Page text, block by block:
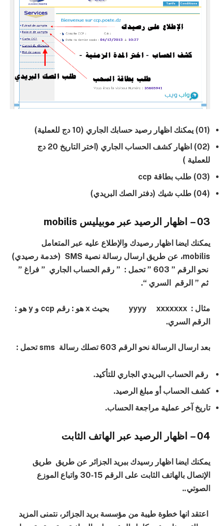
(01) يمكنك اظهار رصيد حسابك الجاري (10 دج للعملية)
(02) اظهار كشف الحساب الجاري (اختر التاريخ 20 دج
للعملية )
(03) طلب بطاقة ccp
(04) طلب شيك (دفتر الصك البريدي)
03 – اظهار الرصيد عبر موبيليس mobilis
يمكنك ايضا اظهار رصيدك والإطلاع عليه عبر المتعامل
mobilis، عن طريق ارسال رسالة نصية SMS (خدمة رصيدي)
نحو الرقم ” 603 ” تحمل : ” رقم الحساب الجاري ” فراغ ”
ثم ” الرقم السري “.
مثال : yyyy xxxxxxx بحيث x هو : رقم ccp و y هو :
الرقم السري.
بعد ارسال الرسالة نحو الرقم 603 تصلك رسالة sms تحمل :
رقم الحساب البريدي الجاري للتأكيد.
كشف الحساب أو مبلغ الرصيد.
تاريخ آخر عملية مراجعة الحساب.
04 – اظهار الرصيد عبر الهاتف الثابت
يمكنك ايضا اظهار رسيدك ببريد الجزائر عن طريق طريق
الإتصال بالهاتف الثابت على الرقم 15-30 واتباع الموزع
الصوتي..
اعتقد انها خطوة طيبة من مؤسسة بريد الجزائر، نتمنى المزيد